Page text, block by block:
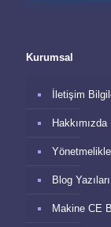
Kurumsal
İletişim
Hakkımızda
Blog Yazıları
Makine CE